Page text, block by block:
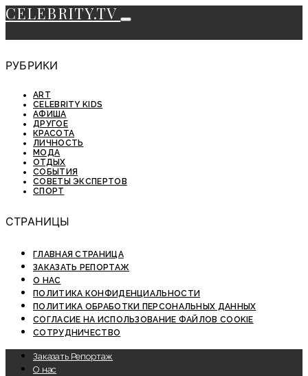
CELEBRITY.TV
РУБРИКИ
ART
CELEBRITY KIDS
АФИША
ДРУГОЕ
КРАСОТА
ЛИЧНОСТЬ
МОДА
ОТДЫХ
СОБЫТИЯ
СОВЕТЫ ЭКСПЕРТОВ
СПОРТ
СТРАНИЦЫ
ГЛАВНАЯ СТРАНИЦА
ЗАКАЗАТЬ РЕПОРТАЖ
О НАС
ПОЛИТИКА КОНФИДЕНЦИАЛЬНОСТИ
ПОЛИТИКА ОБРАБОТКИ ПЕРСОНАЛЬНЫХ ДАННЫХ
СОГЛАСИЕ НА ИСПОЛЬЗОВАНИЕ ФАЙЛОВ COOKIE
СОТРУДНИЧЕСТВО
Заказать Репортаж
О нас